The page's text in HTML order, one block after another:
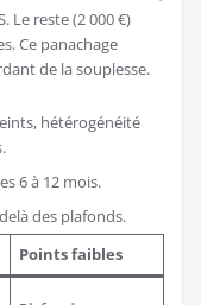
Le reste (2 000 €)
Ce panachage
de la souplesse.
hétérogénéité
6 à 12 mois.
des plafonds.
Points faibles